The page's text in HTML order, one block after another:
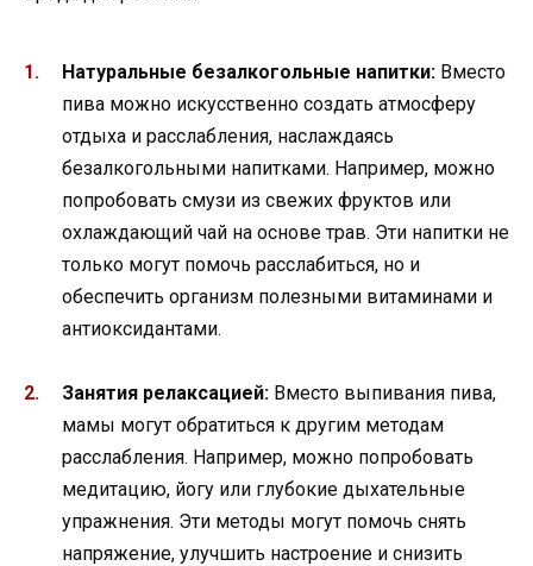
Натуральные безалкогольные напитки: Вместо
пива можно искусственно создать атмосферу
отдыха и расслабления, наслаждаясь
безалкогольными напитками. Например, можно
попробовать смузи из свежих фруктов или
охлаждающий чай на основе трав. Эти напитки не
только могут помочь расслабиться, но и
обеспечить организм полезными витаминами и
антиоксидантами.
Занятия релаксацией: Вместо выпивания пива,
мамы могут обратиться к другим методам
расслабления. Например, можно попробовать
медитацию, йогу или глубокие дыхательные
упражнения. Эти методы могут помочь снять
напряжение, улучшить настроение и снизить